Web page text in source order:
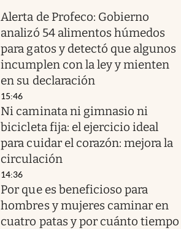
Alerta de Profeco: Gobierno
analizó 54 alimentos húmedos
para gatos y detectó que algunos
incumplen con la ley y mienten
en su declaración
15:46
Ni caminata ni gimnasio ni
bicicleta fija: el ejercicio ideal
para cuidar el corazón: mejora la
circulación
14:36
Por que es beneficioso para
hombres y mujeres caminar en
cuatro patas y por cuánto tiempo